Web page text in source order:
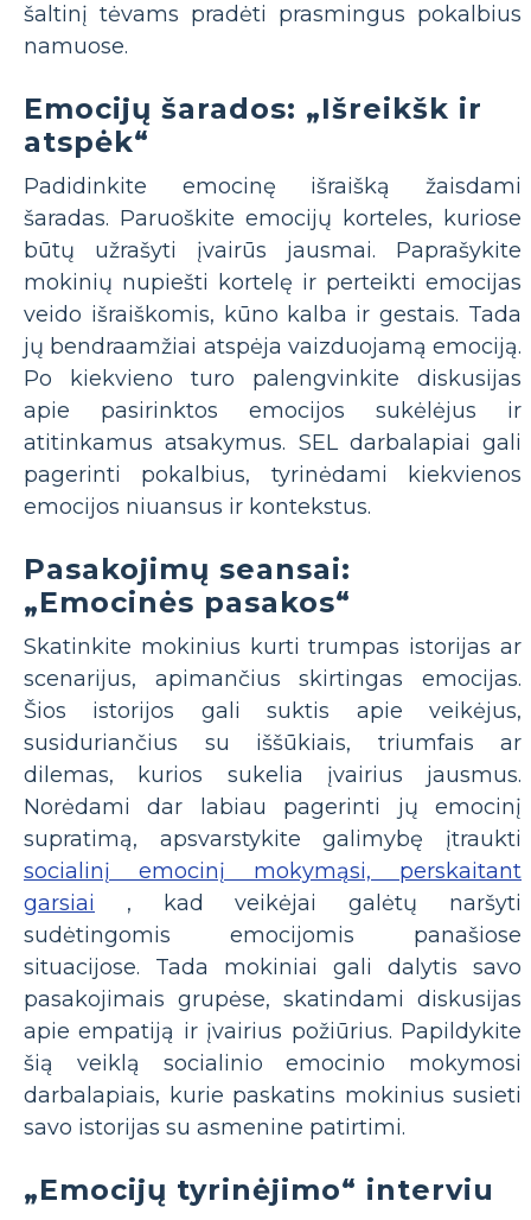
šaltinį tėvams pradėti prasmingus pokalbius
namuose.
Emocijų šarados: „Išreikšk ir
atspėk“
Padidinkite emocinę išraišką žaisdami
šaradas. Paruoškite emocijų korteles, kuriose
būtų užrašyti įvairūs jausmai. Paprašykite
mokinių nupiešti kortelę ir perteikti emocijas
veido išraiškomis, kūno kalba ir gestais. Tada
jų bendraamžiai atspėja vaizduojamą emociją.
Po kiekvieno turo palengvinkite diskusijas
apie pasirinktos emocijos sukėlėjus ir
atitinkamus atsakymus. SEL darbalapiai gali
pagerinti pokalbius, tyrinėdami kiekvienos
emocijos niuansus ir kontekstus.
Pasakojimų seansai:
„Emocinės pasakos“
Skatinkite mokinius kurti trumpas istorijas ar
scenarijus, apimančius skirtingas emocijas.
Šios istorijos gali suktis apie veikėjus,
susiduriančius su iššūkiais, triumfais ar
dilemas, kurios sukelia įvairius jausmus.
Norėdami dar labiau pagerinti jų emocinį
supratimą, apsvarstykite galimybę įtraukti
socialinį emocinį mokymąsi, perskaitant
garsiai , kad veikėjai galėtų naršyti
sudėtingomis emocijomis panašiose
situacijose. Tada mokiniai gali dalytis savo
pasakojimais grupėse, skatindami diskusijas
apie empatiją ir įvairius požiūrius. Papildykite
šią veiklą socialinio emocinio mokymosi
darbalapiais, kurie paskatins mokinius susieti
savo istorijas su asmenine patirtimi.
„Emocijų tyrinėjimo“ interviu